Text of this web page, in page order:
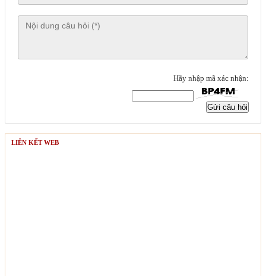
Hãy nhập mã xác nhận:
Gửi câu hỏi
LIÊN KẾT WEB